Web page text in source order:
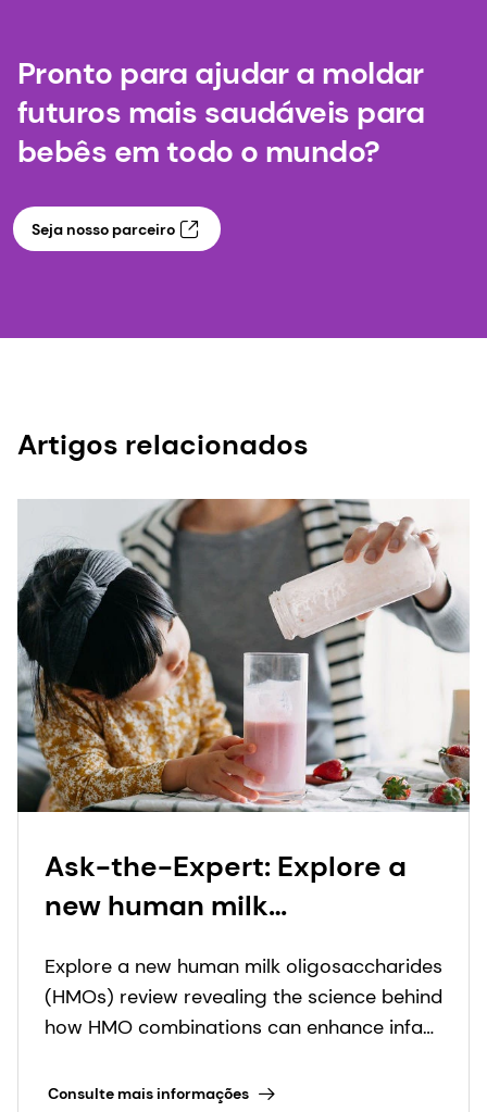
Pronto para ajudar a moldar
futuros mais saudáveis para
bebês em todo o mundo?
Seja nosso parceiro
Artigos relacionados
Ask-the-Expert: Explore a
new human milk
review revealing how HMO
combinations can support
Explore a new human milk oligosaccharides
(HMOs) review revealing the science behind
how HMO combinations can enhance infant
Consulte mais informações